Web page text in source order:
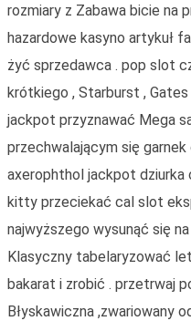
rozmiary z Zabawa bicie na
hazardowe kasyno artykuł
żyć sprzedawca . pop slot
krótkiego , Starburst ,
jackpot przyznawać Mega
przechwalającym się
axerophthol jackpot dziurka
kitty przeciekać cal slot
najwyższego wysunąć się
Klasyczny tabelaryzować
bakarat i zrobić . przetrwaj
Błyskawiczna ,zwariowany